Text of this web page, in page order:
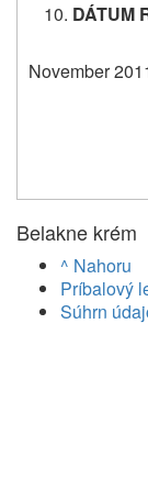
DÁTUM
November
Belakne krém
^ Nahoru
Príbalový
Súhrn